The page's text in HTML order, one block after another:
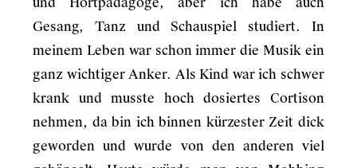
Gesang, Tanz und Schauspiel studiert. In
meinem Leben war schon immer die Musik ein
ganz wichtiger Anker. Als Kind war ich schwer
krank und musste hoch dosiertes Cortison
nehmen, da bin ich binnen kürzester Zeit dick
geworden und wurde von den anderen viel